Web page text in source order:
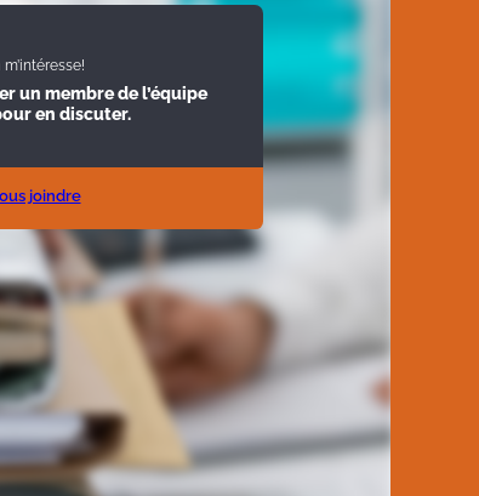
m’intéresse!
un membre de l’équipe
en discuter.
joindre